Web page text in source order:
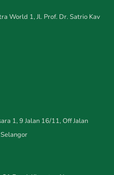
World 1, Jl. Prof. Dr. Satrio Kav
1, 9 Jalan 16/11, Off Jalan